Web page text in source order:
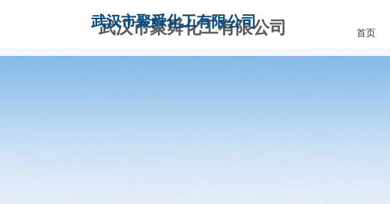
武汉市聚舜化工有限公司 首页
武汉市聚舜化工有限公司